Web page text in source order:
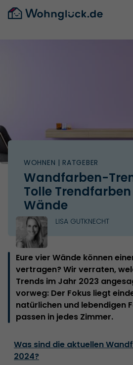
WOHNEN | RATGEBER
Wandfarben-
Tolle
Wände
LISA GUTKNECHT
Eure vier Wände können
vertragen? Wir verraten,
Trends im Jahr 2023
vorweg: Der Fokus liegt
natürlichen und lebendigen
passen in jedes Zimmer.
Was sind die aktuellen
2024?